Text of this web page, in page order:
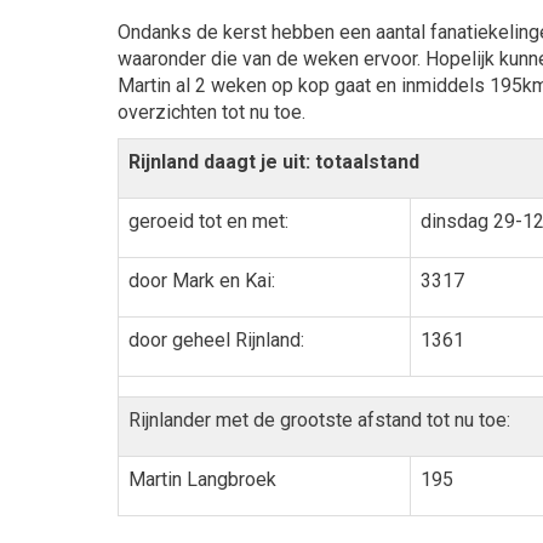
Ondanks de kerst hebben een aantal
waaronder die van de weken ervoor. Hopelijk
Martin al 2 weken op kop gaat en inmiddels
overzichten tot nu toe.
Rijnland daagt je uit: totaalstand
geroeid tot en met: dinsdag 29-
door Mark en Kai: 3317
door geheel Rijnland: 1361
Rijnlander met de grootste afstand tot nu toe:
Martin Langbroek 195